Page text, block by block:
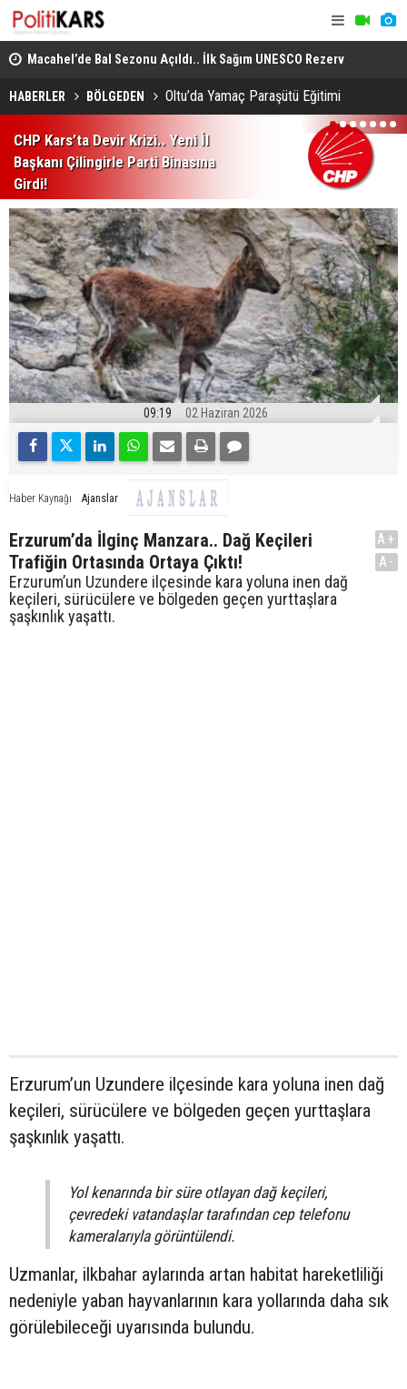
3 Macahel’de Bal Sezonu Açıldı.. İlk Sağım UNESCO Rezerv
Alanında Gerçekleştirildi!
HABERLER BÖLGEDEN Oltu’da Yamaç Paraşütü Eğitimi
CHP Kars’ta Devir Krizi.. Yeni İl
Başkanı Çilingirle Parti Binasına
Girdi!
1 2 3 4 5 6 7
09:19 02 Haziran 2026
Haber Kaynağı Ajanslar
Erzurum’da İlginç Manzara.. Dağ Keçileri
Trafiğin Ortasında Ortaya Çıktı!
Erzurum’un Uzundere ilçesinde kara yoluna inen dağ
keçileri, sürücülere ve bölgeden geçen yurttaşlara
şaşkınlık yaşattı.
A+
A-
Erzurum’un Uzundere ilçesinde kara yoluna inen dağ
keçileri, sürücülere ve bölgeden geçen yurttaşlara
şaşkınlık yaşattı.
Yol kenarında bir süre otlayan dağ keçileri,
çevredeki vatandaşlar tarafından cep telefonu
kameralarıyla görüntülendi.
Uzmanlar, ilkbahar aylarında artan habitat hareketliliği
nedeniyle yaban hayvanlarının kara yollarında daha sık
görülebileceği uyarısında bulundu.